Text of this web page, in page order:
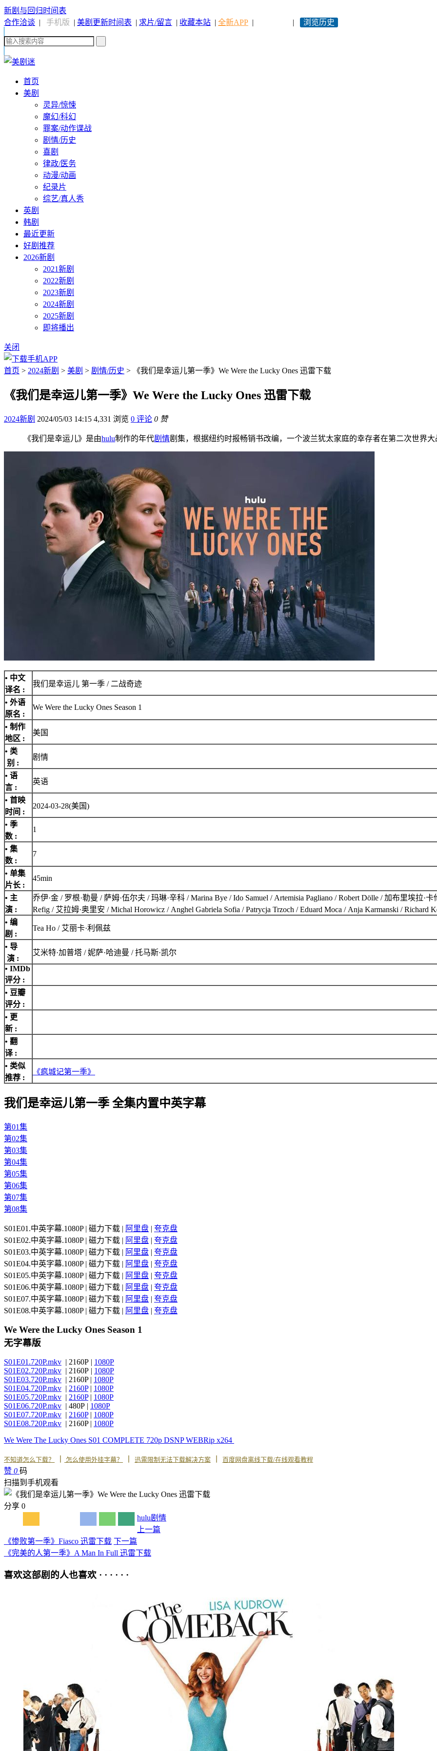
新剧与回归时间表
合作洽谈 | 手机版 | 美剧更新时间表 | 求片/留言 | 收藏本站 | 全新APP | | 浏览历史
首页
美剧
灵异/惊悚
魔幻/科幻
罪案/动作谍战
剧情/历史
喜剧
律政/医务
动漫/动画
纪录片
综艺/真人秀
英剧
韩剧
最近更新
好剧推荐
2026新剧
2021新剧
2022新剧
2023新剧
2024新剧
2025新剧
即将播出
关闭
首页 > 2024新剧 > 美剧 > 剧情/历史 > 《我们是幸运儿第一季》We Were the Lucky Ones 迅雷下载
《我们是幸运儿第一季》We Were the Lucky Ones 迅雷下载
2024新剧 2024/05/03 14:15 4,331 浏览 0 评论 0 赞
《我们是幸运儿》是由hulu制作的年代剧情剧集，根据纽约时报畅销书改编，一个波兰犹太家庭的幸存者在第二次世界大
• 中文
译名 :
我们是幸运儿 第一季 / 二战奇迹
• 外语
原名 :
We Were the Lucky Ones Season 1
• 制作
地区 :
美国
• 类
别 :
剧情
• 语
言 :
英语
• 首映
时间 :
2024-03-28(美国)
• 季
数 :
1
• 集
数 :
7
• 单集
片长 :
45min
• 主
演 :
乔伊·金 / 罗根·勒曼 / 萨姆·伍尔夫 / 玛琳·辛科 / Marina Bye / Ido Samuel / Artemisia Pagliano / Robert Dölle / 加布里埃拉·
Refig / 艾拉姆·奥里安 / Michal Horowicz / Anghel Gabriela Sofia / Patrycja Trzoch / Eduard Moca / Anja Karmanski / Richard
• 编
剧 :
Tea Ho / 艾丽卡·利佩兹
• 导
演 :
艾米特·加普塔 / 妮萨·哈迪曼 / 托马斯·凯尔
• IMDb
评分 :
• 豆瓣
评分 :
• 更
新 :
• 翻
译 :
• 类似
推荐 :
《疯城记第一季》
我们是幸运儿第一季 全集内置中英字幕
第01集
第02集
第03集
第04集
第05集
第06集
第07集
第08集
S01E01.中英字幕.1080P | 磁力下载 | 阿里盘 | 夸克盘
S01E02.中英字幕.1080P | 磁力下载 | 阿里盘 | 夸克盘
S01E03.中英字幕.1080P | 磁力下载 | 阿里盘 | 夸克盘
S01E04.中英字幕.1080P | 磁力下载 | 阿里盘 | 夸克盘
S01E05.中英字幕.1080P | 磁力下载 | 阿里盘 | 夸克盘
S01E06.中英字幕.1080P | 磁力下载 | 阿里盘 | 夸克盘
S01E07.中英字幕.1080P | 磁力下载 | 阿里盘 | 夸克盘
S01E08.中英字幕.1080P | 磁力下载 | 阿里盘 | 夸克盘
We Were the Lucky Ones Season 1
无字幕版
S01E01.720P.mkv | 2160P | 1080P
S01E02.720P.mkv | 2160P | 1080P
S01E03.720P.mkv | 2160P | 1080P
S01E04.720P.mkv | 2160P| 1080P
S01E05.720P.mkv | 2160P| 1080P
S01E06.720P.mkv | 480P | 1080P
S01E07.720P.mkv | 2160P| 1080P
S01E08.720P.mkv | 2160P | 1080P
We Were The Lucky Ones S01 COMPLETE 720p DSNP WEBRip x264
不知道怎么下载？ 怎么使用外挂字幕？ 迅雷限制无法下载解决方案 百度网盘离线下载/在线观看教程
赞 0 码
扫描到手机观看
分享 0
hulu剧情
上一篇
《惨败第一季》Fiasco 迅雷下载 下一篇
《完美的人第一季》A Man In Full 迅雷下载
喜欢这部剧的人也喜欢 · · · · · ·